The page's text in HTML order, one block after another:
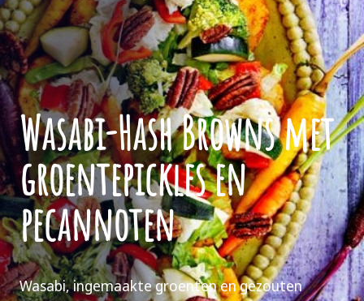
Wasabi-Hash Browns met
groentepickles en
pecannoten
Wasabi, ingemaakte groenten en gezouten